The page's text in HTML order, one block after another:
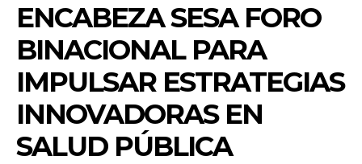
ENCABEZA SESA FORO
BINACIONAL PARA
IMPULSAR ESTRATEGIAS
INNOVADORAS EN
SALUD PÚBLICA